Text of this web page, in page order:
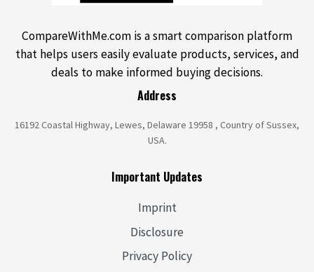
CompareWithMe.com is a smart comparison platform
that helps users easily evaluate products, services, and
deals to make informed buying decisions.
Address
16192 Coastal Highway, Lewes, Delaware 19958 , Country of Sussex,
USA.
Important Updates
Imprint
Disclosure
Privacy Policy